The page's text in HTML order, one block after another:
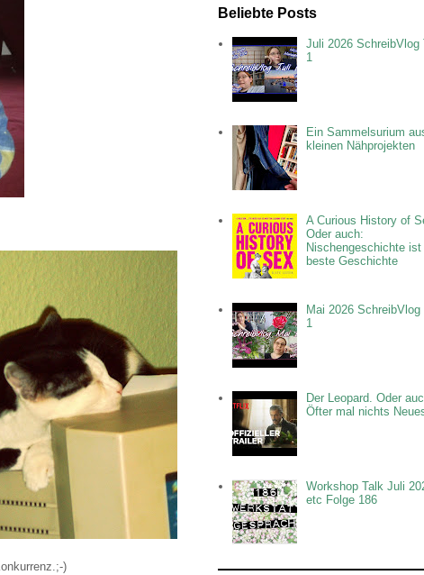
)
Beliebte Posts
Juli 2026 SchreibVlog
1
Ein Sammelsurium
kleinen Nähprojekten
A Curious History of
Oder auch:
Nischengeschichte ist
beste Geschichte
Mai 2026 SchreibVlog
1
Der Leopard. Oder
Öfter mal nichts
Workshop Talk Juli
etc Folge 186